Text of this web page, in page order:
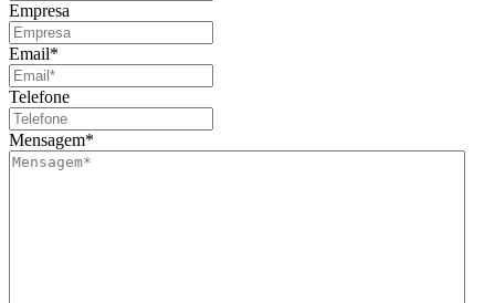
Empresa
Email*
Telefone
Mensagem*